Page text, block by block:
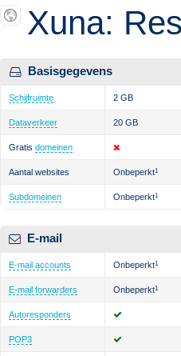
Xuna:
Basisgegevens
Schijfruimte 2 GB
Dataverkeer 20 GB
Gratis domeinen
Aantal websites Onbeperkt1
Subdomeinen Onbeperkt1
E-mail
E-mail accounts Onbeperkt1
E-mail forwarders Onbeperkt1
Autoresponders
POP3